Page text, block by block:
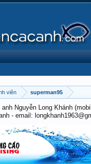
viên superman95
anh Nguyễn Long Khánh
- email: